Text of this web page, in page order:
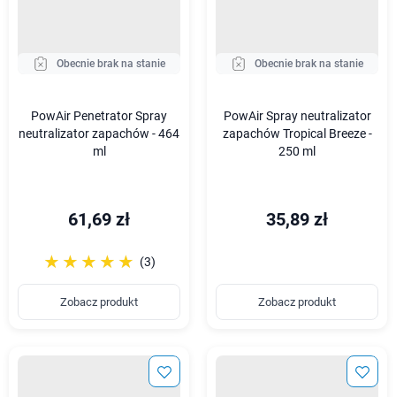
Obecnie brak na stanie
PowAir Penetrator Spray
neutralizator zapachów - 464
ml
61,69 zł
☆☆☆☆☆
★★★★★ (3)
Zobacz produkt
Obecnie brak na stanie
PowAir Spray neutralizator
zapachów Tropical Breeze -
250 ml
35,89 zł
Zobacz produkt